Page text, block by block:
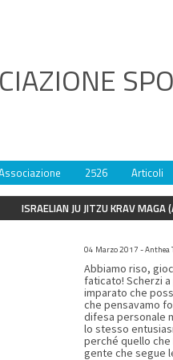
2526 Articoli
ISRAELIAN JU JITZU KRAV MAGA
04 Marzo 2017 - Anthea
Abbiamo riso,
faticato! Scherzi
imparato che
che pensavamo
difesa personale
lo stesso
perché quello che
gente che segue